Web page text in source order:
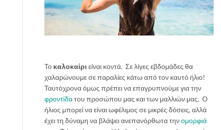
α
ό
α
τ
ο
ν
σ
ω
Το καλοκαίριείναι κοντά. Σε λίγες εβδομάδες θα
χαλαρώνουμε σε παραλίες κάτω από τον καυτό ήλιο!
Ταυτόχρονα όμως πρέπει να επαγρυπνούμε για την
φροντίδατου προσώπου μας και των μαλλιών μας. Ο
ήλιος μπορεί να είναι ωφέλιμος σε μικρές δόσεις, αλλά
έχει τη δύναμη να βλάψει ανεπανόρθωτα τηνομορφιά